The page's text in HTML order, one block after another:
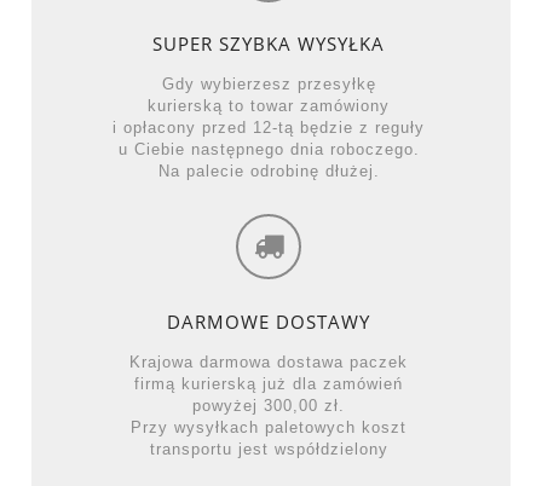
SUPER SZYBKA WYSYŁKA
Gdy wybierzesz przesyłkę
kurierską to towar zamówiony
i opłacony przed 12-tą będzie z reguły
u Ciebie następnego dnia roboczego.
Na palecie odrobinę dłużej.
DARMOWE DOSTAWY
Krajowa darmowa dostawa paczek
firmą kurierską już dla zamówień
powyżej 300,00 zł.
Przy wysyłkach paletowych koszt
transportu jest współdzielony